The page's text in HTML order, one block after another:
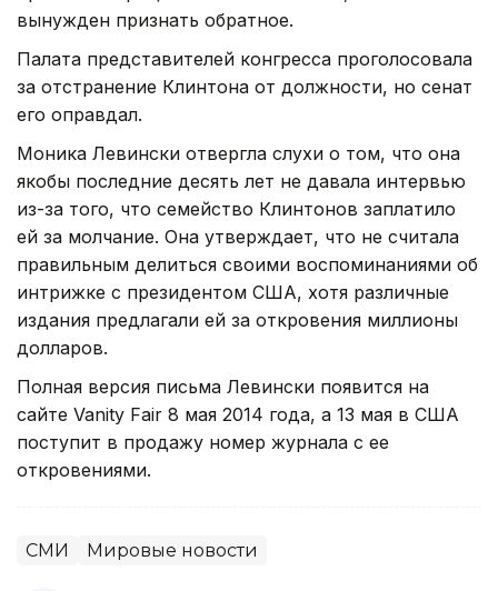
вынужден признать обратное.
Палата представителей конгресса проголосовала
за отстранение Клинтона от должности, но сенат
его оправдал.
Моника Левински отвергла слухи о том, что она
якобы последние десять лет не давала интервью
из-за того, что семейство Клинтонов заплатило
ей за молчание. Она утверждает, что не считала
правильным делиться своими воспоминаниями об
интрижке с президентом США, хотя различные
издания предлагали ей за откровения миллионы
долларов.
Полная версия письма Левински появится на
сайте Vanity Fair 8 мая 2014 года, а 13 мая в США
поступит в продажу номер журнала с ее
откровениями.
СМИ Мировые новости